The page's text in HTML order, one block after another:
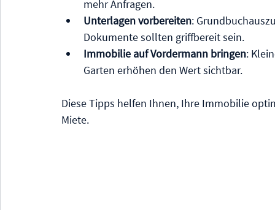
mehr Anfragen.
Unterlagen vorbereiten:
Dokumente sollten griffbereit sein.
Immobilie auf Vordermann bringen:
Garten erhöhen den Wert sichtbar.
Diese Tipps helfen Ihnen, Ihre Immobilie
Miete.